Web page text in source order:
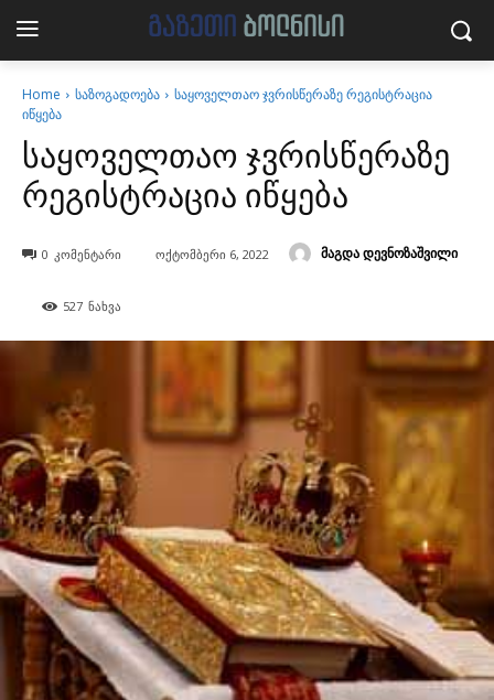
Home საზოგადოება
საყოველთაო ჯვრისწერაზე რეგისტრაცია
იწყება
საყოველთაო ჯვრისწერაზე
რეგისტრაცია იწყება
მაგდა დევნოზაშვილი
ოქტომბერი 6, 2022
0 კომენტარი
527 ნახვა